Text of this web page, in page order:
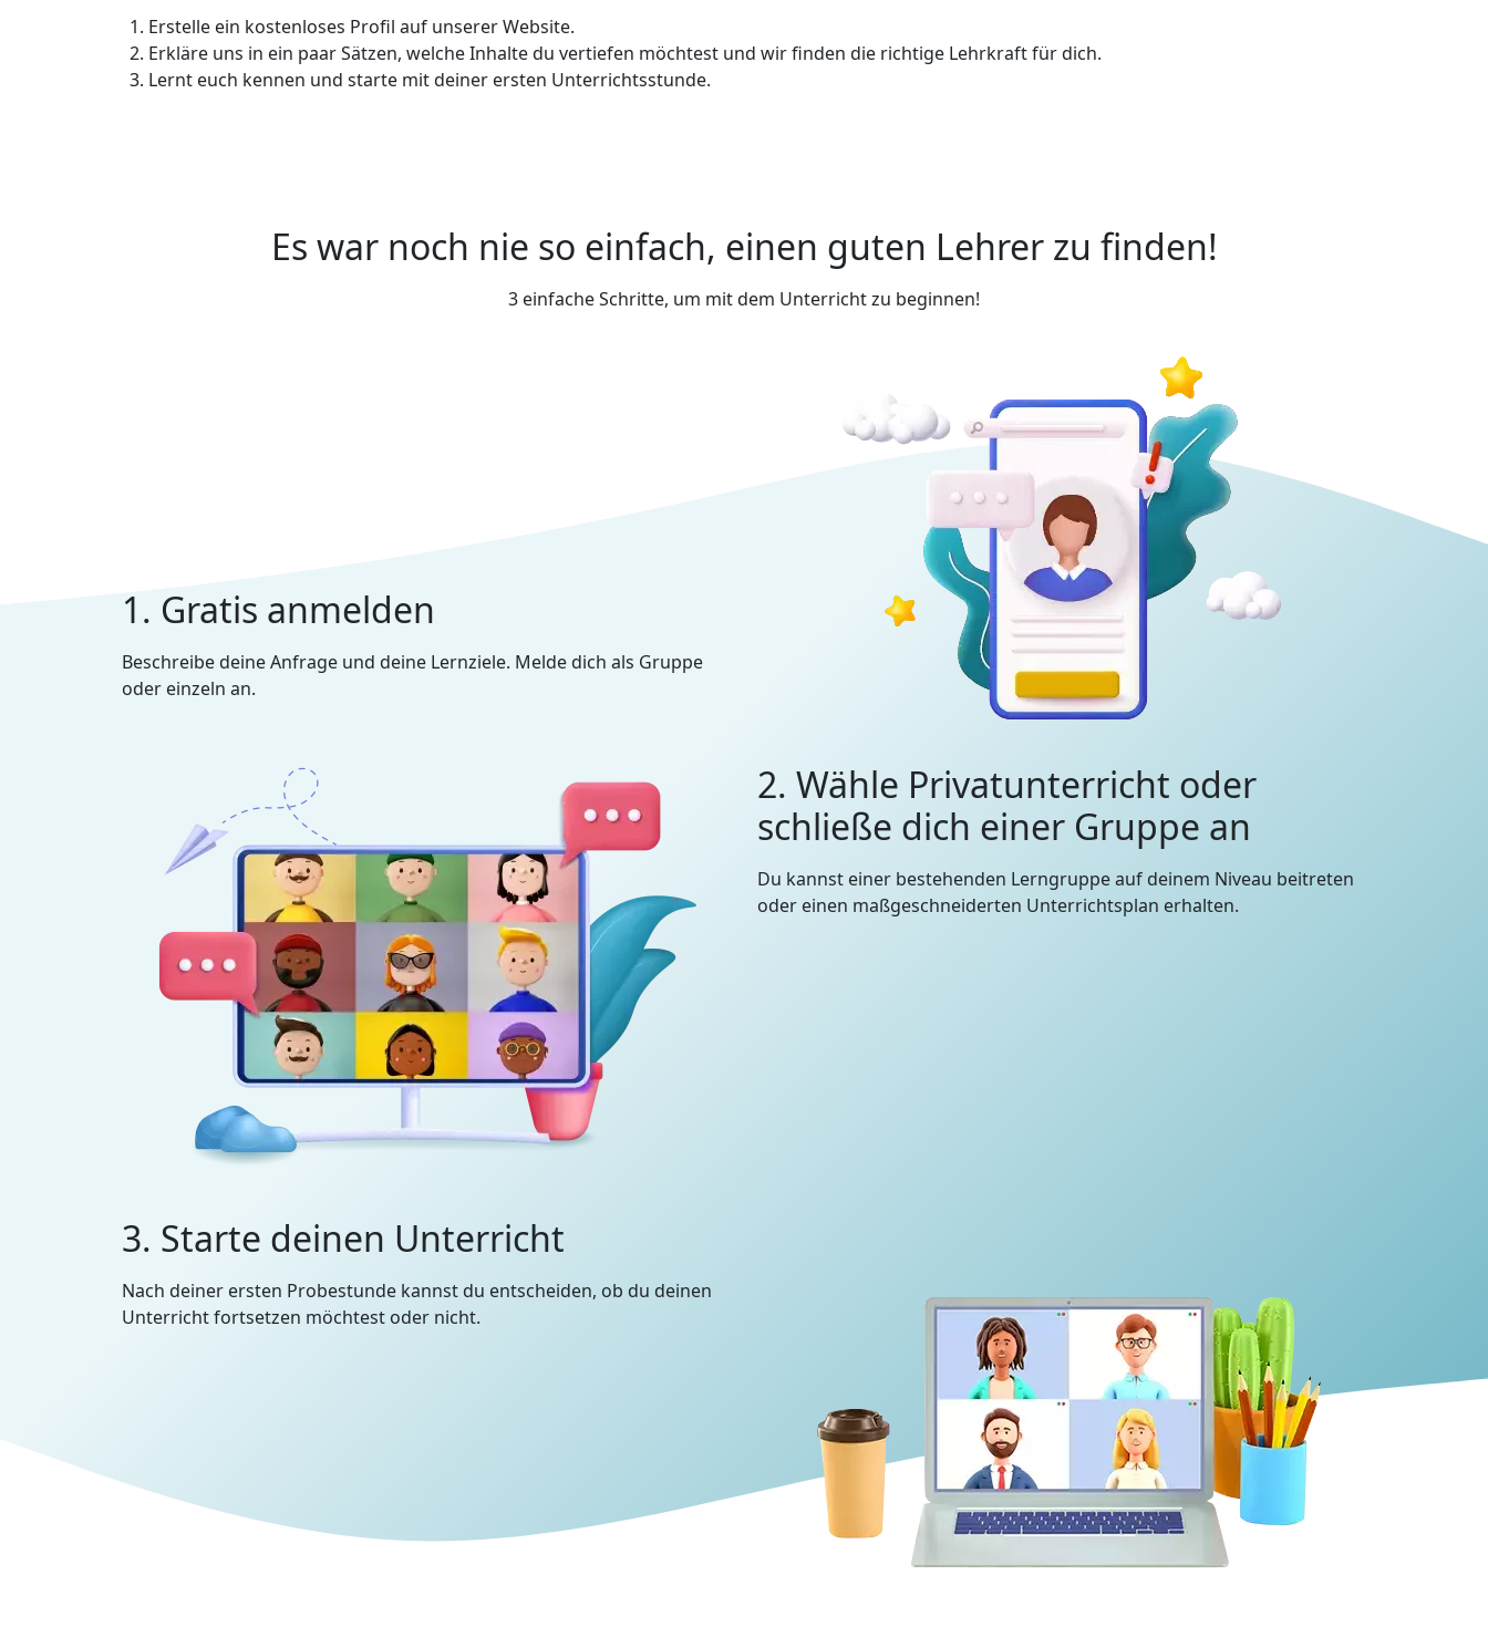
Erstelle ein kostenloses Profil auf unserer Website.
Erkläre uns in ein paar Sätzen, welche Inhalte du vertiefen möchtest und wir finden die richtige Lehrkraft für dich.
Lernt euch kennen und starte mit deiner ersten Unterrichtsstunde.
Es war noch nie so einfach, einen guten Lehrer zu finden!
3 einfache Schritte, um mit dem Unterricht zu beginnen!
1. Gratis anmelden
Beschreibe deine Anfrage und deine Lernziele. Melde dich als Gruppe
oder einzeln an.
2. Wähle Privatunterricht oder
schließe dich einer Gruppe an
Du kannst einer bestehenden Lerngruppe auf deinem Niveau beitreten
oder einen maßgeschneiderten Unterrichtsplan erhalten.
3. Starte deinen Unterricht
Nach deiner ersten Probestunde kannst du entscheiden, ob du deinen
Unterricht fortsetzen möchtest oder nicht.